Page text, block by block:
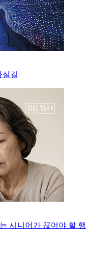
실길
시니어가 끊어야 할 행